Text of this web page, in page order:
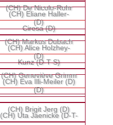
(CH) Eliane Haller-
Ciresa (D)
(CH) De Nicolo-Rohr
(D)
(CH) Alice Holzhey-
Kunz (D-T-S)
(CH) Markus Dubach
(D)
(CH) Eva Illi-Meiler (D)
(CH) Geneviève Grimm
(D)
(CH) Uta Jaenicke (D-T-
(CH) Brigit Jerg (D)